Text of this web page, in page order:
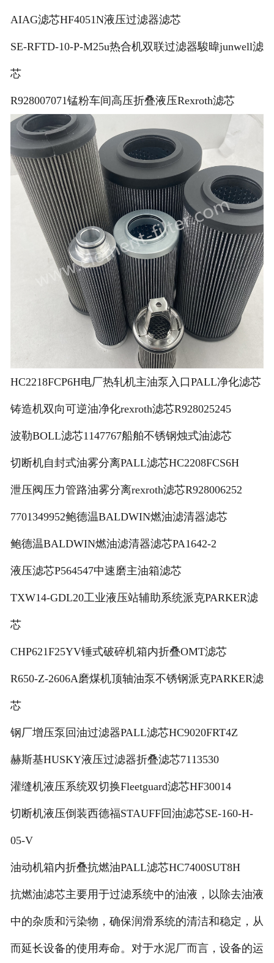
AIAG滤芯HF4051N液压过滤器滤芯
SE-RFTD-10-P-M25u热合机双联过滤器駿暐junwell滤
芯
R928007071锰粉车间高压折叠液压Rexroth滤芯
HC2218FCP6H电厂热轧机主油泵入口PALL净化滤芯
铸造机双向可逆油净化rexroth滤芯R928025245
波勒BOLL滤芯1147767船舶不锈钢烛式油滤芯
切断机自封式油雾分离PALL滤芯HC2208FCS6H
泄压阀压力管路油雾分离rexroth滤芯R928006252
7701349952鲍德温BALDWIN燃油滤清器滤芯
鲍德温BALDWIN燃油滤清器滤芯PA1642-2
液压滤芯P564547中速磨主油箱滤芯
TXW14-GDL20工业液压站辅助系统派克PARKER滤
芯
CHP621F25YV锤式破碎机箱内折叠OMT滤芯
R650-Z-2606A磨煤机顶轴油泵不锈钢派克PARKER滤
芯
钢厂增压泵回油过滤器PALL滤芯HC9020FRT4Z
赫斯基HUSKY液压过滤器折叠滤芯7113530
灌缝机液压系统双切换Fleetguard滤芯HF30014
切断机液压倒装西德福STAUFF回油滤芯SE-160-H-
05-V
油动机箱内折叠抗燃油PALL滤芯HC7400SUT8H
抗燃油滤芯主要用于过滤系统中的油液，以除去油液
中的杂质和污染物，确保润滑系统的清洁和稳定，从
而延长设备的使用寿命。对于水泥厂而言，设备的运